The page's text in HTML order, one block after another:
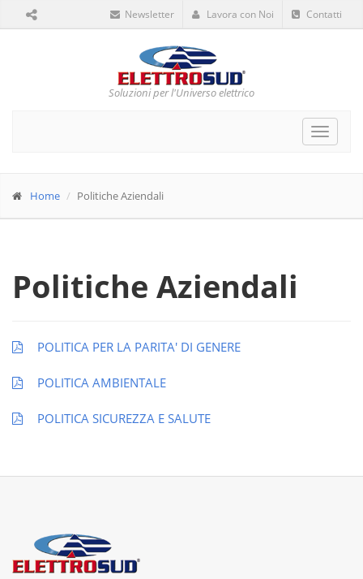
Newsletter Lavora con Noi Contatti
Soluzioni per l'Universo elettrico
Toggle
Home Politiche Aziendali
Politiche Aziendali
POLITICA PER LA PARITA' DI GENERE
POLITICA AMBIENTALE
POLITICA SICUREZZA E SALUTE